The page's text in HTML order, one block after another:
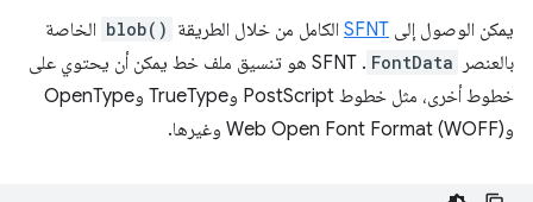
يمكن الوصول إلى SFNT الكامل من خلال الطريقة blob() الخاصة
بالعنصر
FontData
. ‫SFNT هو تنسيق ملف خط يمكن أن يحتوي على
خطوط أخرى، مثل خطوط PostScript وTrueType وOpenType
وWeb Open Font Format (WOFF) وغيرها.